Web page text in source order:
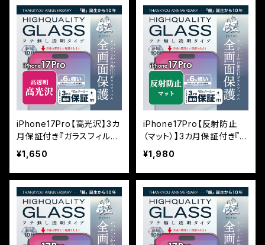
カバー
面フルカバー
iPhone17Pro【高光沢】3カ
月保証付き『ガラスフィルム
鎧』平面フルカバー
¥1,650
iPhone17Pro【反射防止
（マット）】3カ月保証付き『ガ
ラスフィルム鎧』平面フルカ
バー
¥1,980